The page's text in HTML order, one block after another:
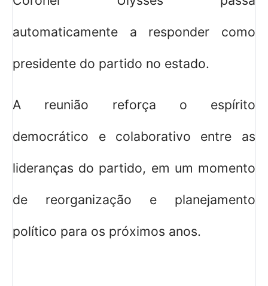
automaticamente a responder como
presidente do partido no estado.
A reunião reforça o espírito
democrático e colaborativo entre as
lideranças do partido, em um momento
de reorganização e planejamento
político para os próximos anos.